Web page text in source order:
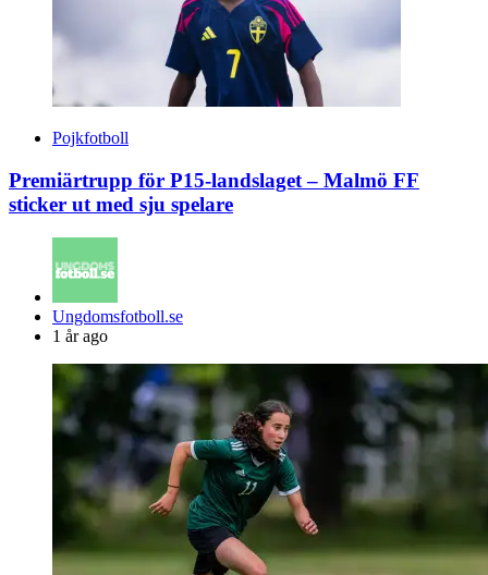
Pojkfotboll
Premiärtrupp för P15-landslaget – Malmö FF
sticker ut med sju spelare
Posted
by
Ungdomsfotboll.se
1 år ago